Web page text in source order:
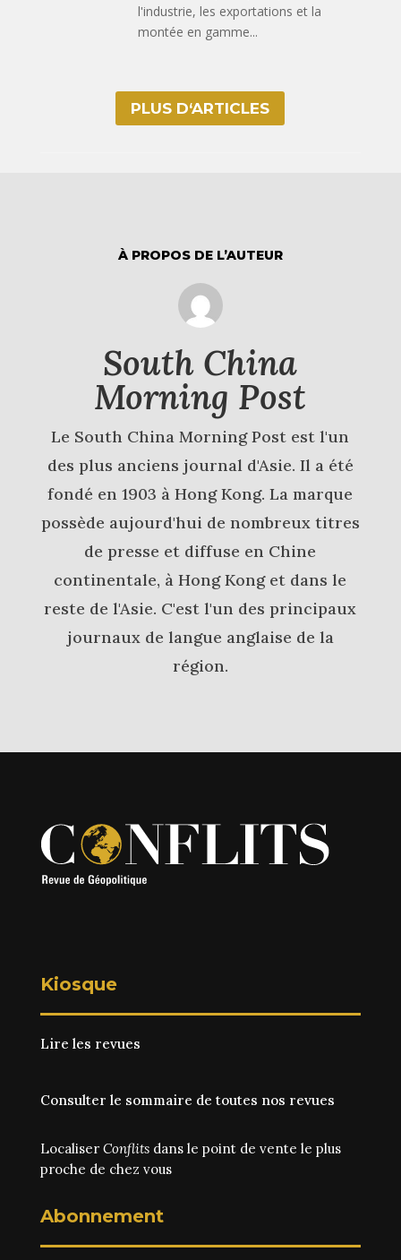
l'industrie, les exportations et la
montée en gamme...
PLUS D‘ARTICLES
À PROPOS DE L’AUTEUR
South China
Morning Post
Le South China Morning Post est l'un
des plus anciens journal d'Asie. Il a été
fondé en 1903 à Hong Kong. La marque
possède aujourd'hui de nombreux titres
de presse et diffuse en Chine
continentale, à Hong Kong et dans le
reste de l'Asie. C'est l'un des principaux
journaux de langue anglaise de la
région.
Kiosque
Lire les revues
Consulter le sommaire de toutes nos revues
Localiser Conflitsdans le point de vente le plus
proche de chez vous
Abonnement